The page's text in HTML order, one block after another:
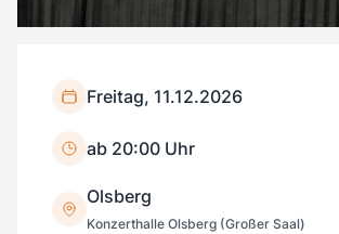
Freitag, 11.12.2026
ab 20:00 Uhr
Olsberg
Konzerthalle Olsberg (Großer Saal)